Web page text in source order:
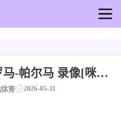
2026-05-11 意甲 罗马-帕尔马 录像[咪咕体育]
育 2026-05-11